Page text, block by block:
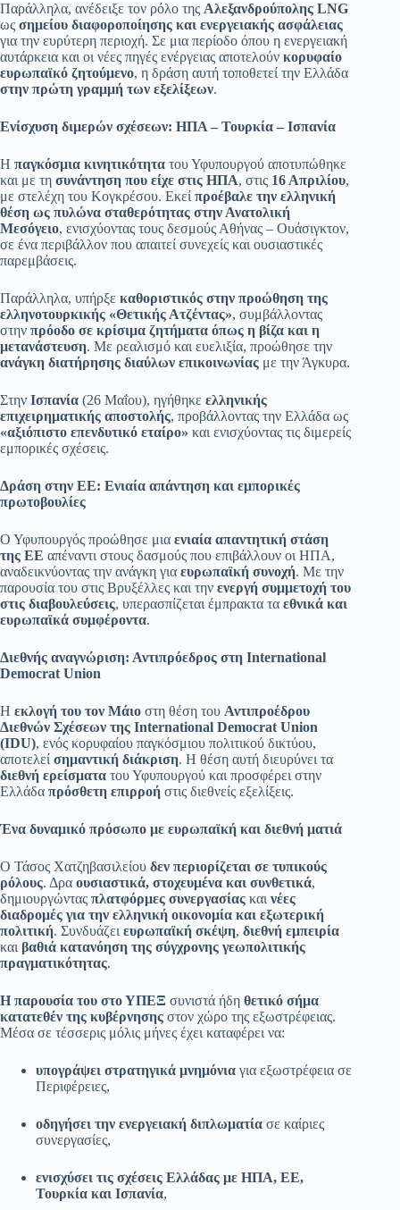
Παράλληλα, ανέδειξε τον ρόλο της Αλεξανδρούπολης LNG
ως σημείου διαφοροποίησης και ενεργειακής ασφάλειας
για την ευρύτερη περιοχή. Σε μια περίοδο όπου η ενεργειακή
αυτάρκεια και οι νέες πηγές ενέργειας αποτελούν κορυφαίο
ευρωπαϊκό ζητούμενο, η δράση αυτή τοποθετεί την Ελλάδα
στην πρώτη γραμμή των εξελίξεων.
Ενίσχυση διμερών σχέσεων: ΗΠΑ – Τουρκία – Ισπανία
Η παγκόσμια κινητικότητα του Υφυπουργού αποτυπώθηκε
και με τη συνάντηση που είχε στις ΗΠΑ, στις 16 Απριλίου,
με στελέχη του Κογκρέσου. Εκεί προέβαλε την ελληνική
θέση ως πυλώνα σταθερότητας στην Ανατολική
Μεσόγειο, ενισχύοντας τους δεσμούς Αθήνας – Ουάσιγκτον,
σε ένα περιβάλλον που απαιτεί συνεχείς και ουσιαστικές
παρεμβάσεις.
Παράλληλα, υπήρξε καθοριστικός στην προώθηση της
ελληνοτουρκικής «Θετικής Ατζέντας», συμβάλλοντας
στην πρόοδο σε κρίσιμα ζητήματα όπως η βίζα και η
μετανάστευση. Με ρεαλισμό και ευελιξία, προώθησε την
ανάγκη διατήρησης διαύλων επικοινωνίας με την Άγκυρα.
Στην Ισπανία (26 Μαΐου), ηγήθηκε ελληνικής
επιχειρηματικής αποστολής, προβάλλοντας την Ελλάδα ως
«αξιόπιστο επενδυτικό εταίρο» και ενισχύοντας τις διμερείς
εμπορικές σχέσεις.
Δράση στην ΕΕ: Ενιαία απάντηση και εμπορικές
πρωτοβουλίες
Ο Υφυπουργός προώθησε μια ενιαία απαντητική στάση
της ΕΕ απέναντι στους δασμούς που επιβάλλουν οι ΗΠΑ,
αναδεικνύοντας την ανάγκη για ευρωπαϊκή συνοχή. Με την
παρουσία του στις Βρυξέλλες και την ενεργή συμμετοχή του
στις διαβουλεύσεις, υπερασπίζεται έμπρακτα τα εθνικά και
ευρωπαϊκά συμφέροντα.
Διεθνής αναγνώριση: Αντιπρόεδρος στη International
Democrat Union
Η εκλογή του τον Μάιο στη θέση του Αντιπροέδρου
Διεθνών Σχέσεων της International Democrat Union
(IDU), ενός κορυφαίου παγκόσμιου πολιτικού δικτύου,
αποτελεί σημαντική διάκριση. Η θέση αυτή διευρύνει τα
διεθνή ερείσματα του Υφυπουργού και προσφέρει στην
Ελλάδα πρόσθετη επιρροή στις διεθνείς εξελίξεις.
Ένα δυναμικό πρόσωπο με ευρωπαϊκή και διεθνή ματιά
Ο Τάσος Χατζηβασιλείου δεν περιορίζεται σε τυπικούς
ρόλους. Δρα ουσιαστικά, στοχευμένα και συνθετικά,
δημιουργώντας πλατφόρμες συνεργασίας και νέες
διαδρομές για την ελληνική οικονομία και εξωτερική
πολιτική. Συνδυάζει ευρωπαϊκή σκέψη, διεθνή εμπειρία
και βαθιά κατανόηση της σύγχρονης γεωπολιτικής
πραγματικότητας.
Η παρουσία του στο ΥΠΕΞ συνιστά ήδη θετικό σήμα
κατατεθέν της κυβέρνησης στον χώρο της εξωστρέφειας.
Μέσα σε τέσσερις μόλις μήνες έχει καταφέρει να:
υπογράψει στρατηγικά μνημόνια για εξωστρέφεια σε
Περιφέρειες,
οδηγήσει την ενεργειακή διπλωματία σε καίριες
συνεργασίες,
ενισχύσει τις σχέσεις Ελλάδας με ΗΠΑ, ΕΕ,
Τουρκία και Ισπανία,